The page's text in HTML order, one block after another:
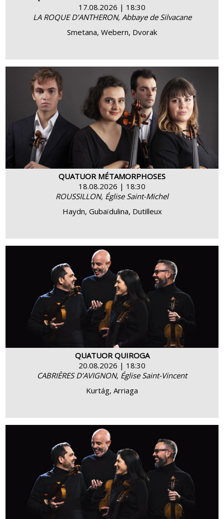
17.08.2026 | 18:30
LA ROQUE D’ANTHERON, Abbaye de Silvacane
Smetana, Webern, Dvorak
QUATUOR MÉTAMORPHOSES
18.08.2026 | 18:30
ROUSSILLON, Église Saint-Michel
Haydn, Gubaïdulina, Dutilleux
BUY MORE INFO
QUATUOR QUIROGA
20.08.2026 | 18:30
CABRIÈRES D’AVIGNON, Église Saint-Vincent
Kurtág, Arriaga